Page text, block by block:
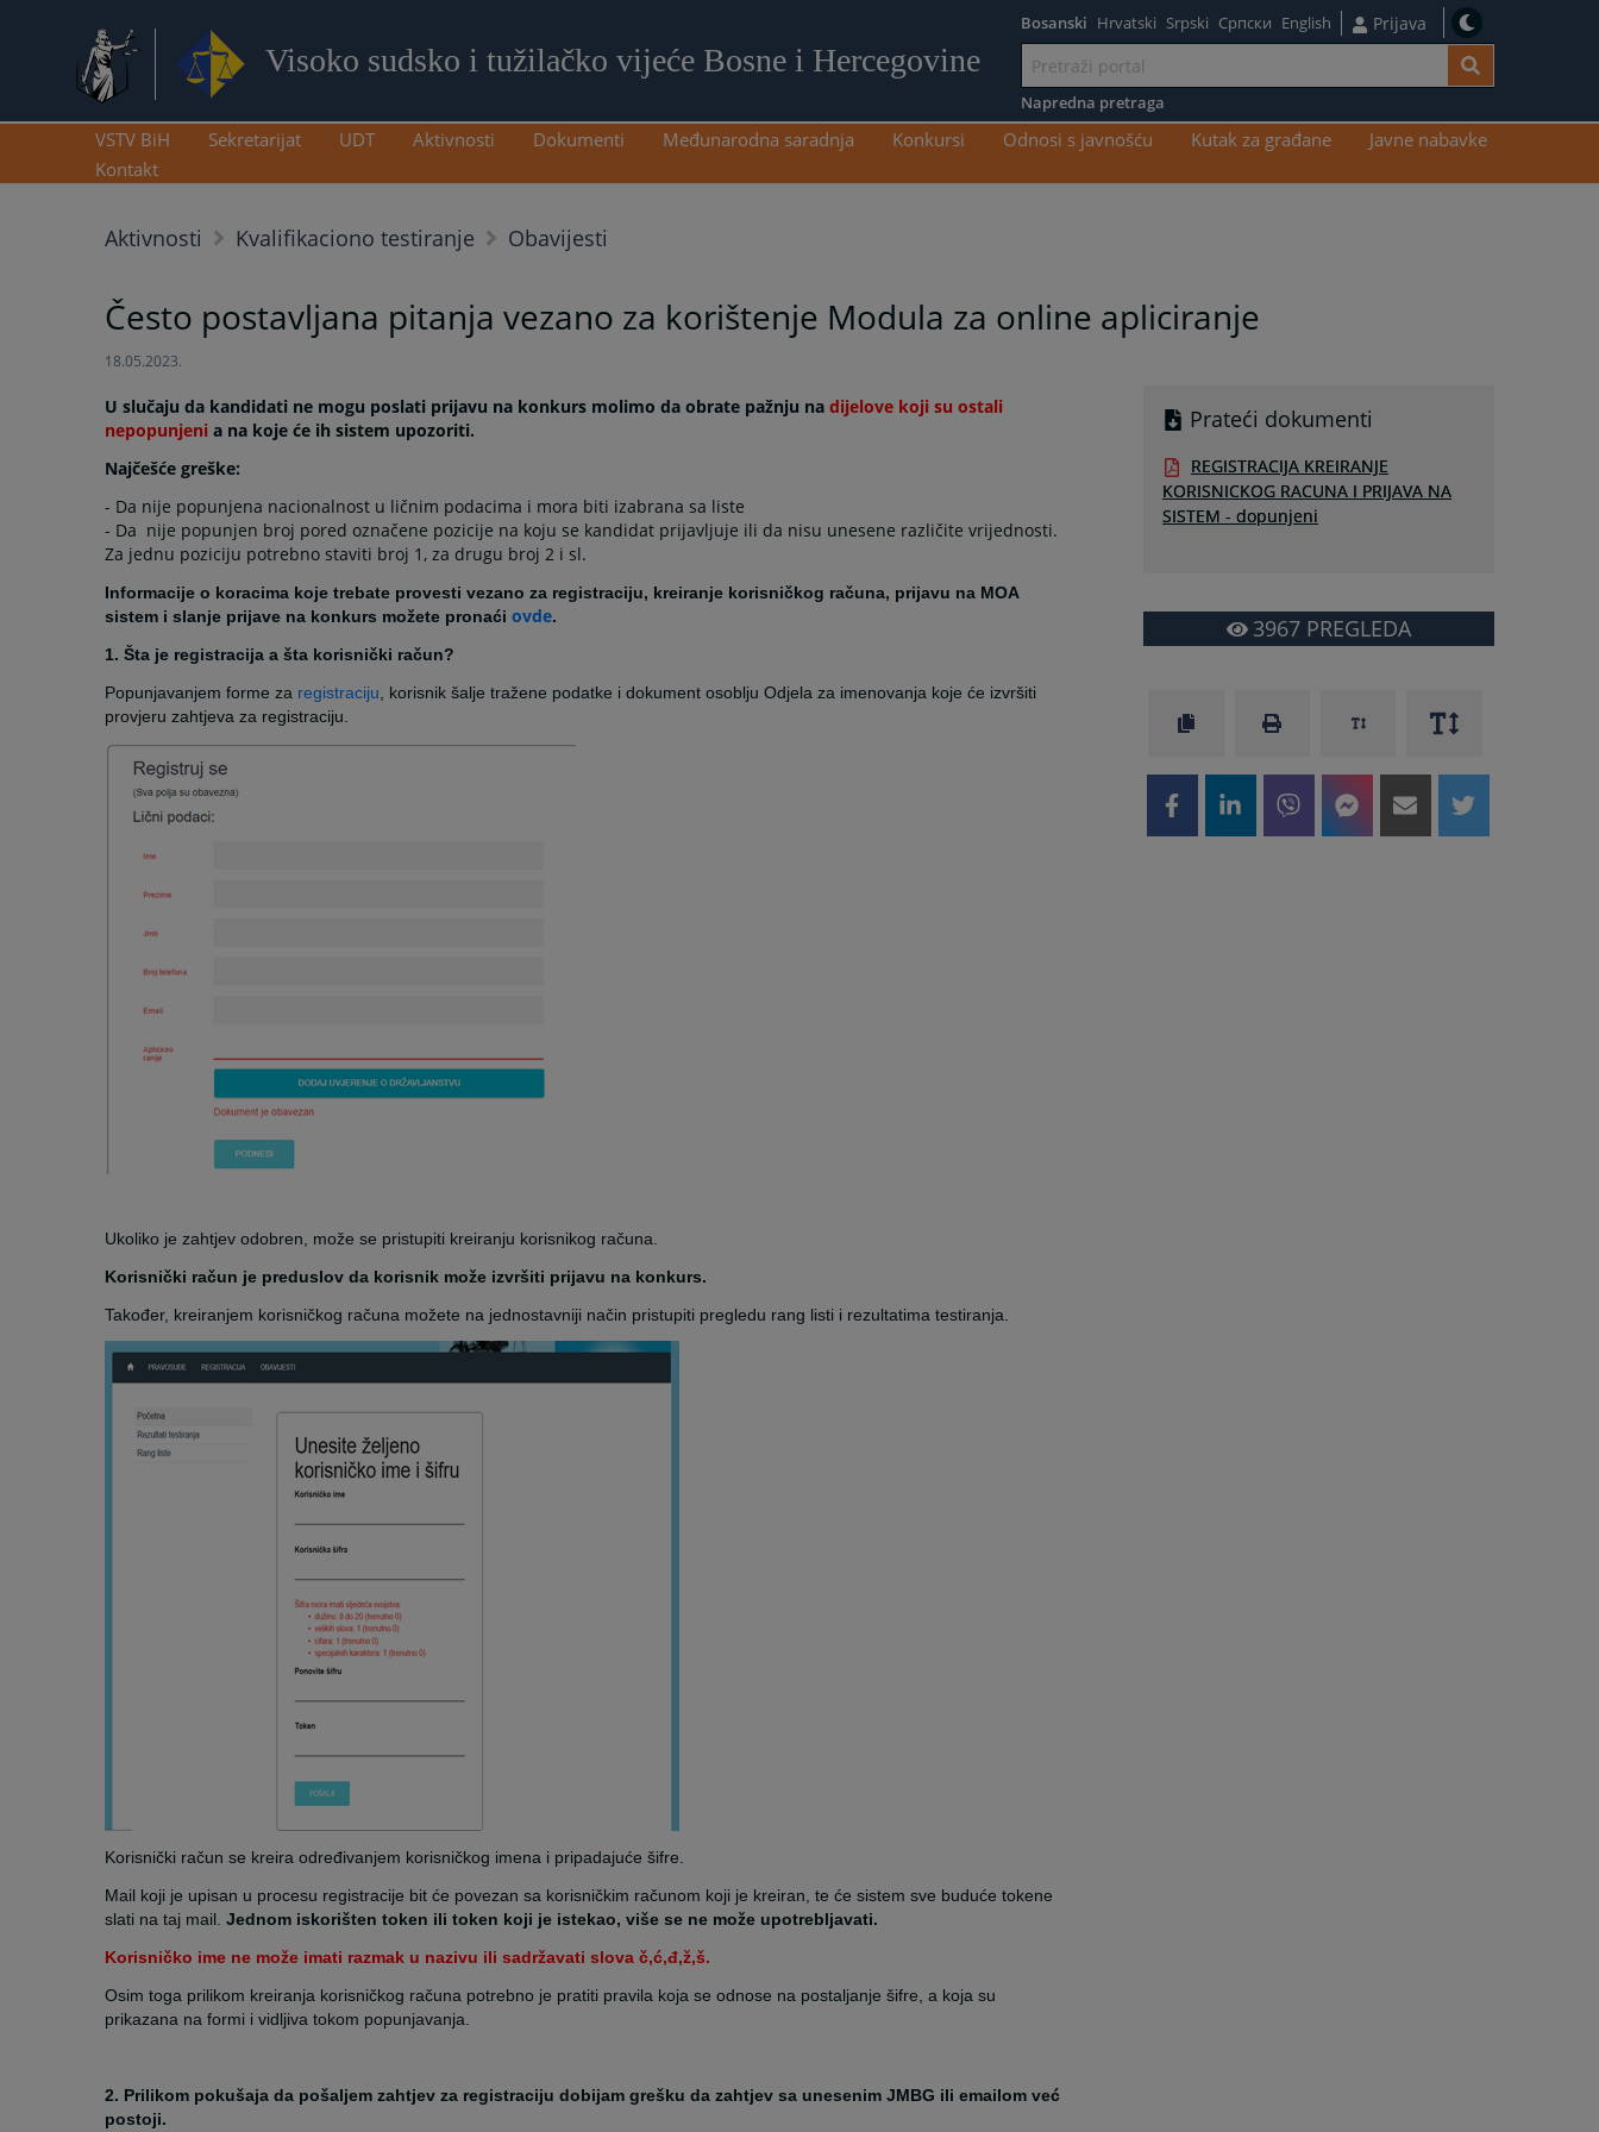
Visoko sudsko i tužilačko vijeće Bosne i Hercegovine
sadržaj
Bosanski Hrvatski Srpski Српски English Prijava
Napredna pretraga
VSTV BiH Sekretarijat UDT Aktivnosti Dokumenti Međunarodna saradnja Konkursi Odnosi s javnošću Kutak za građane
Javne nabavke
Kontakt
Aktivnosti Kvalifikaciono testiranje Obavijesti
Često postavljana pitanja vezano za korištenje Modula za online apliciranje
18.05.2023.
U slučaju da kandidati ne mogu poslati prijavu na konkurs molimo da obrate pažnju na dijelove koji su ostali
nepopunjeni a na koje će ih sistem upozoriti.
Najčešće greške:
- Da nije popunjena nacionalnost u ličnim podacima i mora biti izabrana sa liste
- Da nije popunjen broj pored označene pozicije na koju se kandidat prijavljuje ili da nisu unesene različite vrijednosti.
Za jednu poziciju potrebno staviti broj 1, za drugu broj 2 i sl.
Informacije o koracima koje trebate provesti vezano za registraciju, kreiranje korisničkog računa, prijavu na MOA
sistem i slanje prijave na konkurs možete pronaći ovde.
1. Šta je registracija a šta korisnički račun?
Popunjavanjem forme za registraciju , korisnik šalje tražene podatke i dokument osoblju Odjela za imenovanja koje će izvršiti
provjeru zahtjeva za registraciju.
Ukoliko je zahtjev odobren, može se pristupiti kreiranju korisnikog računa.
Korisnički račun je preduslov da korisnik može izvršiti prijavu na konkurs.
Također, kreiranjem korisničkog računa možete na jednostavniji način pristupiti pregledu rang listi i rezultatima testiranja.
Korisnički račun se kreira određivanjem korisničkog imena i pripadajuće šifre.
Mail koji je upisan u procesu registracije bit će povezan sa korisničkim računom koji je kreiran, te će sistem sve buduće tokene
slati na taj mail. Jednom iskorišten token ili token koji je istekao, više se ne može upotrebljavati.
Korisničko ime ne može imati razmak u nazivu ili sadržavati slova č,ć,đ,ž,š.
Osim toga prilikom kreiranja korisničkog računa potrebno je pratiti pravila koja se odnose na postaljanje šifre, a koja su
prikazana na formi i vidljiva tokom popunjavanja.
2. Prilikom pokušaja da pošaljem zahtjev za registraciju dobijam grešku da zahtjev sa unesenim JMBG ili emailom već
postoji.
Prateći dokumenti
REGISTRACIJA KREIRANJE
KORISNICKOG RACUNA I PRIJAVA NA
SISTEM - dopunjeni
3967PREGLEDA